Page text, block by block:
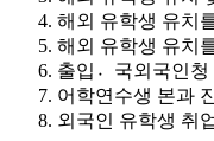
해외 유학생 유치
해외 유학생 유치
출입국〮외국인청
어학연수생 본과
외국인 유학생 취